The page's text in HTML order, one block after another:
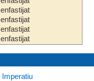
enfastijat
enfastijat
enfastijat
enfastijat
Imperatiu